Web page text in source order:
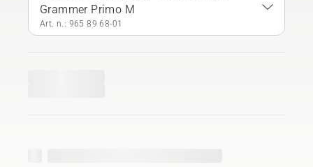
Grammer Primo M
Art. n.: 965 89 68‑01